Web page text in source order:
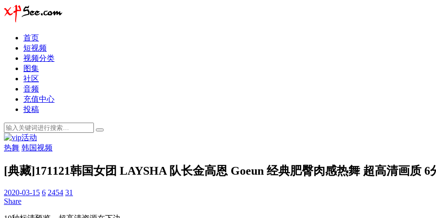
首页
短视频
视频分类
图集
社区
音频
充值中心
投稿
热舞 韩国视频
[典藏]171121韩国女团 LAYSHA 队长金高恩 Goeun 经典肥臀肉感热舞 超高清画质 6
2020-03-15 6 2454 31
Share